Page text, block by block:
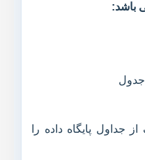
باشد:
جداول پایگاه داده را